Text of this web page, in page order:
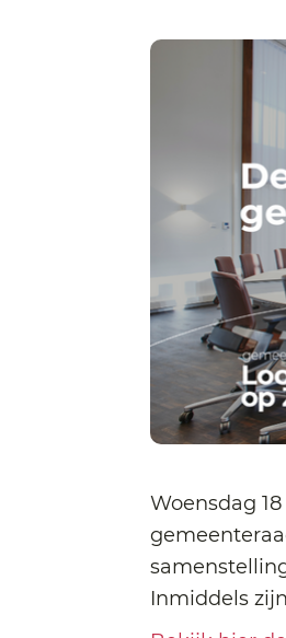
Woensdag
Inmiddels